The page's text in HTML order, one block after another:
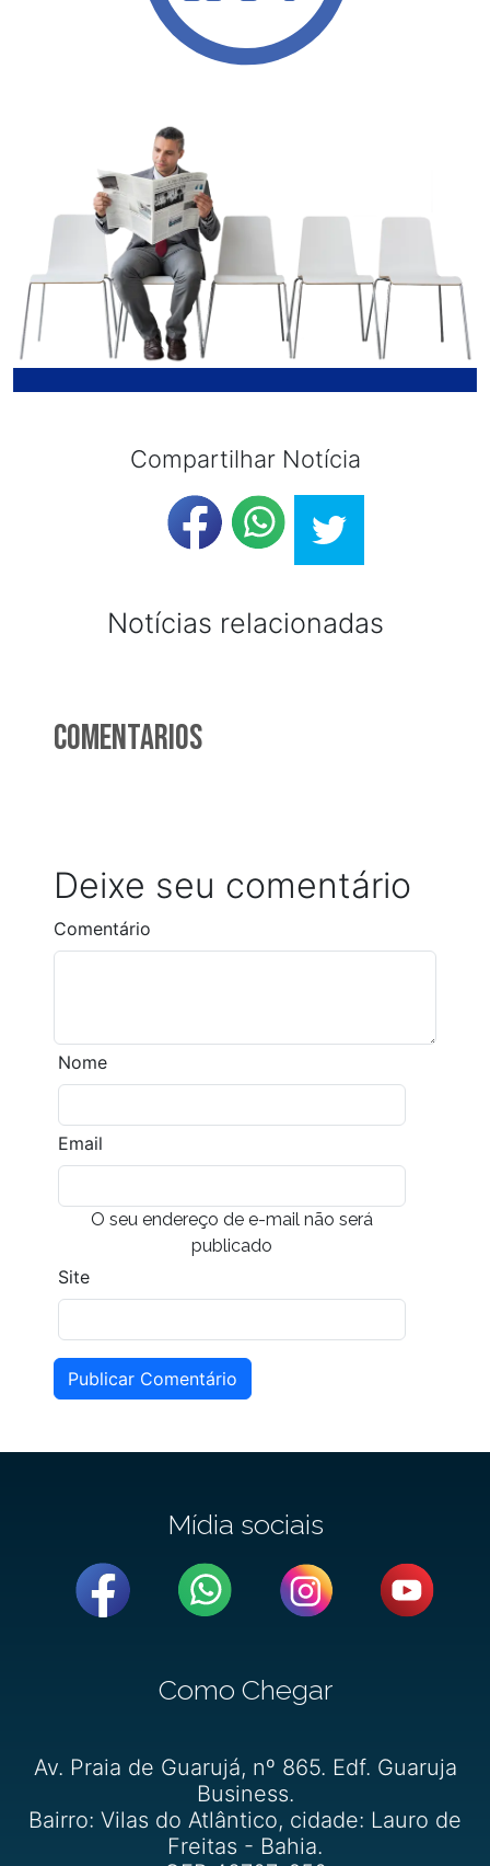
Compartilhar Notícia
Notícias relacionadas
Comentarios
Deixe seu comentário
Comentário
Nome
Email
O seu endereço de e-mail não será
publicado
Site
Publicar Comentário
Mídia sociais
Como Chegar
Av. Praia de Guarujá, nº 865. Edf. Guaruja
Business.
Bairro: Vilas do Atlântico, cidade: Lauro de
Freitas - Bahia.